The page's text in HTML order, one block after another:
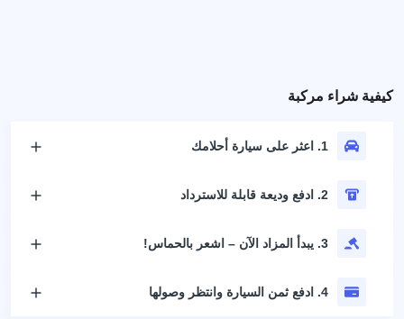
كيفية شراء مركبة
1. اعثر على سيارة أحلامك
2. ادفع وديعة قابلة للاسترداد
3. يبدأ المزاد الآن – اشعر بالحماس!
4. ادفع ثمن السيارة وانتظر وصولها